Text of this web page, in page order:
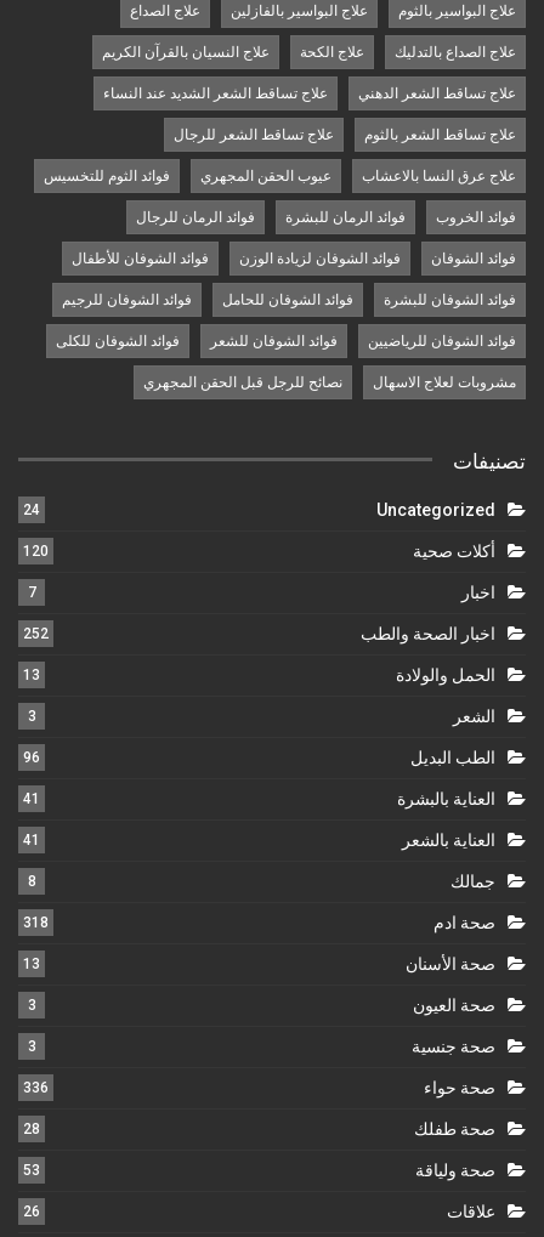
علاج البواسير بالثوم علاج البواسير بالفازلين علاج الصداع
علاج الصداع بالتدليك علاج الكحة علاج النسيان بالقرآن الكريم
علاج تساقط الشعر الدهني علاج تساقط الشعر الشديد عند النساء
علاج تساقط الشعر بالثوم علاج تساقط الشعر للرجال
علاج عرق النسا بالاعشاب عيوب الحقن المجهري فوائد الثوم للتخسيس
فوائد الخروب فوائد الرمان للبشرة فوائد الرمان للرجال
فوائد الشوفان فوائد الشوفان لزيادة الوزن فوائد الشوفان للأطفال
فوائد الشوفان للبشرة فوائد الشوفان للحامل فوائد الشوفان للرجيم
فوائد الشوفان للرياضيين فوائد الشوفان للشعر فوائد الشوفان للكلى
مشروبات لعلاج الاسهال نصائح للرجل قبل الحقن المجهري
تصنيفات
Uncategorized
24
أكلات صحية 120
اخبار 7
اخبار الصحة والطب 252
الحمل والولادة 13
الشعر 3
الطب البديل 96
العناية بالبشرة 41
العناية بالشعر 41
جمالك 8
صحة ادم 318
صحة الأسنان 13
صحة العيون 3
صحة جنسية 3
صحة حواء 336
صحة طفلك 28
صحة ولياقة 53
علاقات 26